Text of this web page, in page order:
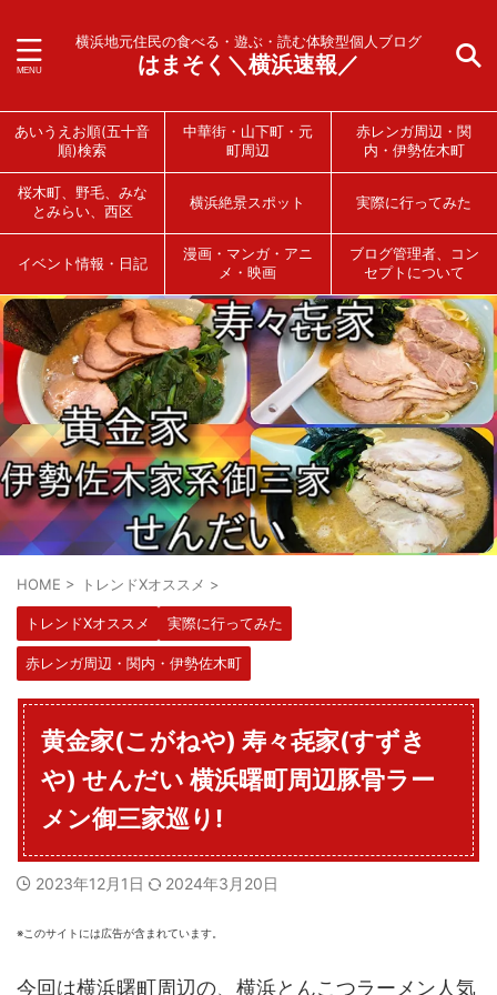
横浜地元住民の食べる・遊ぶ・読む体験型個人ブログ
はまそく＼横浜速報／
あいうえお順(五十音
順)検索
中華街・山下町・元
町周辺
赤レンガ周辺・関
内・伊勢佐木町
桜木町、野毛、みな
とみらい、西区
横浜絶景スポット 実際に行ってみた
イベント情報・日記
漫画・マンガ・アニ
メ・映画
ブログ管理者、コン
セプトについて
HOME > トレンドXオススメ >
トレンドXオススメ 実際に行ってみた
赤レンガ周辺・関内・伊勢佐木町
黄金家(こがねや) 寿々㐂家(すずき
や) せんだい 横浜曙町周辺豚骨ラー
メン御三家巡り!
2023年12月1日 2024年3月20日
※このサイトには広告が含まれています。
今回は横浜曙町周辺の、横浜とんこつラーメン人気